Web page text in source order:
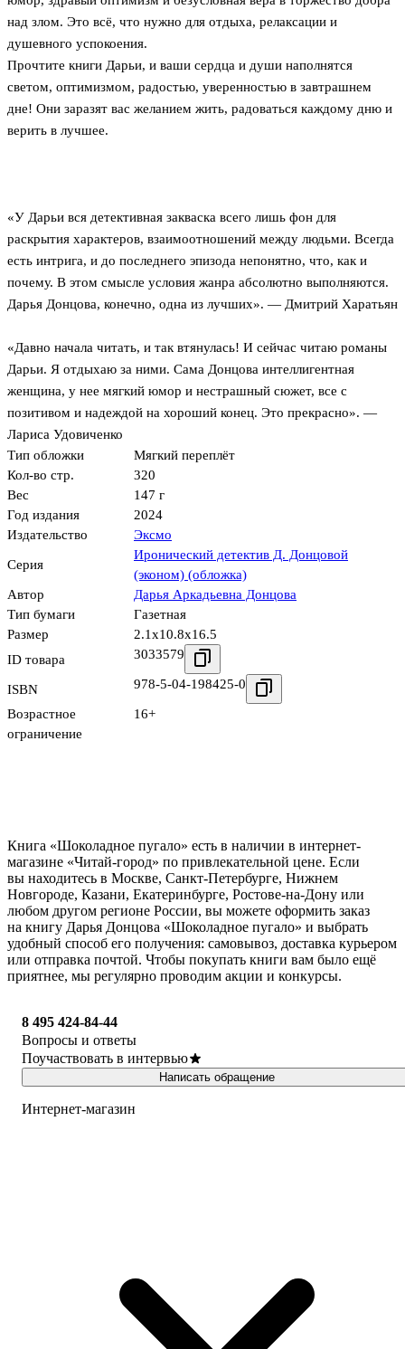
над злом. Это всё, что нужно для отдыха, релаксации и
душевного успокоения.
Прочтите книги Дарьи, и ваши сердца и души наполнятся
светом, оптимизмом, радостью, уверенностью в завтрашнем
дне! Они заразят вас желанием жить, радоваться каждому дню и
верить в лучшее.
«У Дарьи вся детективная закваска всего лишь фон для
раскрытия характеров, взаимоотношений между людьми. Всегда
есть интрига, и до последнего эпизода непонятно, что, как и
почему. В этом смысле условия жанра абсолютно выполняются.
Дарья Донцова, конечно, одна из лучших». — Дмитрий Харатьян
«Давно начала читать, и так втянулась! И сейчас читаю романы
Дарьи. Я отдыхаю за ними. Сама Донцова интеллигентная
женщина, у нее мягкий юмор и нестрашный сюжет, все с
позитивом и надеждой на хороший конец. Это прекрасно». —
Лариса Удовиченко
Тип обложки
Мягкий переплёт
Кол-во стр.
320
Вес
147 г
Год издания
2024
Издательство
Эксмо
Серия
Иронический детектив Д. Донцовой
(эконом) (обложка)
Автор
Дарья Аркадьевна Донцова
Тип бумаги
Газетная
Размер
2.1x10.8x16.5
ID товара
3033579
ISBN 978-5-04-198425-0
Возрастное
ограничение
16+
Книга «Шоколадное пугало» есть в наличии в интернет-
магазине «Читай-город» по привлекательной цене. Если
вы находитесь в Москве, Санкт-Петербурге, Нижнем
Новгороде, Казани, Екатеринбурге, Ростове-на-Дону или
любом другом регионе России, вы можете оформить заказ
на книгу Дарья Донцова «Шоколадное пугало» и выбрать
удобный способ его получения: самовывоз, доставка курьером
или отправка почтой. Чтобы покупать книги вам было ещё
приятнее, мы регулярно проводим акции и конкурсы.
8 495 424-84-44
Вопросы и ответы
Поучаствовать в интервью
Написать обращение
Интернет-магазин